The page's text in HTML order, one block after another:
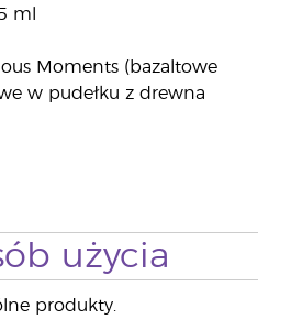
ml
Moments (bazaltowe
w pudełku z drewna
użycia
produkty.